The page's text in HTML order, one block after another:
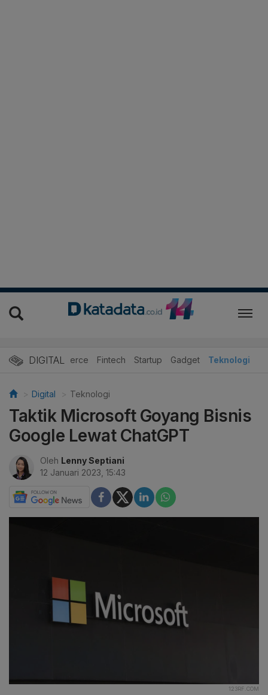
DIGITAL
E-Commerce Fintech Startup Gadget Teknologi
Digital Teknologi
Taktik Microsoft Goyang Bisnis
Google Lewat ChatGPT
Oleh Lenny Septiani
12 Januari 2023, 15:43
123RF.COM